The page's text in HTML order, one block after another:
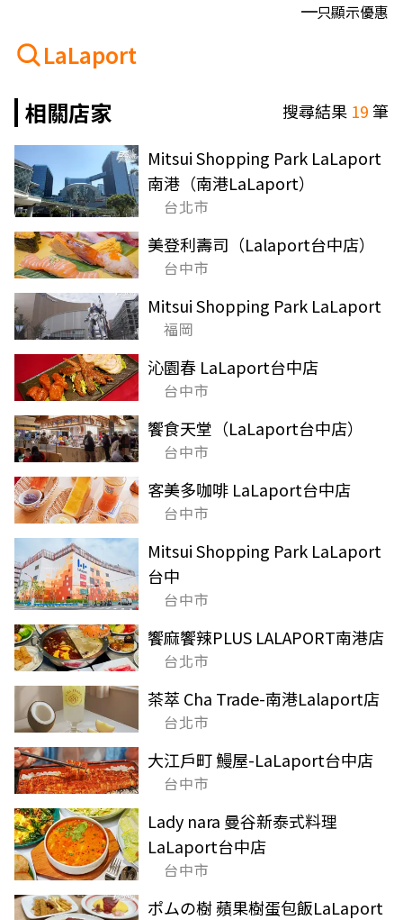
只顯示優惠
LaLaport
相關店家
搜尋結果 19筆
Mitsui Shopping Park LaLaport
南港（南港LaLaport）
台北市
美登利壽司（Lalaport台中店）
台中市
Mitsui Shopping Park LaLaport
福岡
沁園春 LaLaport台中店
台中市
饗食天堂（LaLaport台中店）
台中市
客美多咖啡 LaLaport台中店
台中市
Mitsui Shopping Park LaLaport
台中
台中市
饗麻饗辣PLUS LALAPORT南港店
台北市
茶萃 Cha Trade-南港Lalaport店
台北市
大江戶町 鰻屋-LaLaport台中店
台中市
Lady nara 曼谷新泰式料理
LaLaport台中店
台中市
ポムの樹 蘋果樹蛋包飯LaLaport